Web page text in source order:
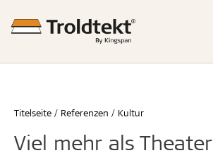
Titelseite Referenzen Kultur
Viel mehr als Theater